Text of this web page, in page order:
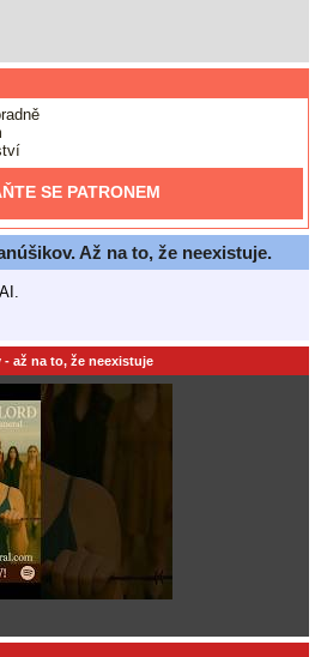
SE PATRONEM
Až na to, že neexistuje.
až na to, že neexistuje